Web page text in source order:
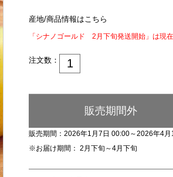
産地/商品情報はこちら
「シナノゴールド 2月下旬発送開始」は現
注文数：
販売期間外
販売期間：2026年1月7日 00:00～2026年4
※お届け期間： 2月下旬～4月下旬